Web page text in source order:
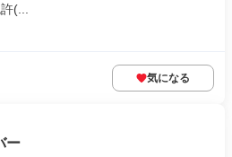
(...
気になる
ー